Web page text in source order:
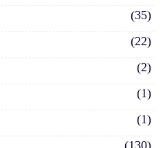
(35)
(22)
(2)
(1)
(1)
(130)